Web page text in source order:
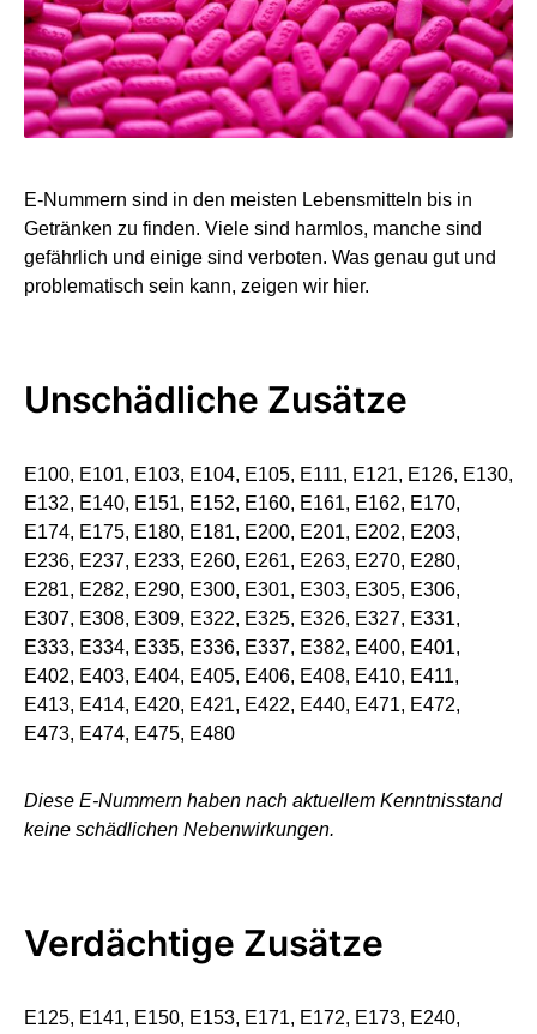
E-Nummern sind in den meisten Lebensmitteln bis in
Getränken zu finden. Viele sind harmlos, manche sind
gefährlich und einige sind verboten. Was genau gut und
problematisch sein kann, zeigen wir hier.
Unschädliche Zusätze
E100, E101, E103, E104, E105, E111, E121, E126, E130,
E132, E140, E151, E152, E160, E161, E162, E170,
E174, E175, E180, E181, E200, E201, E202, E203,
E236, E237, E233, E260, E261, E263, E270, E280,
E281, E282, E290, E300, E301, E303, E305, E306,
E307, E308, E309, E322, E325, E326, E327, E331,
E333, E334, E335, E336, E337, E382, E400, E401,
E402, E403, E404, E405, E406, E408, E410, E411,
E413, E414, E420, E421, E422, E440, E471, E472,
E473, E474, E475, E480
Diese E-Nummern haben nach aktuellem Kenntnisstand
keine schädlichen Nebenwirkungen.
Verdächtige Zusätze
E125, E141, E150, E153, E171, E172, E173, E240,